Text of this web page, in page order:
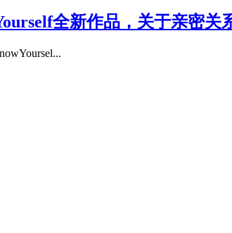
全新作品，关于亲密关